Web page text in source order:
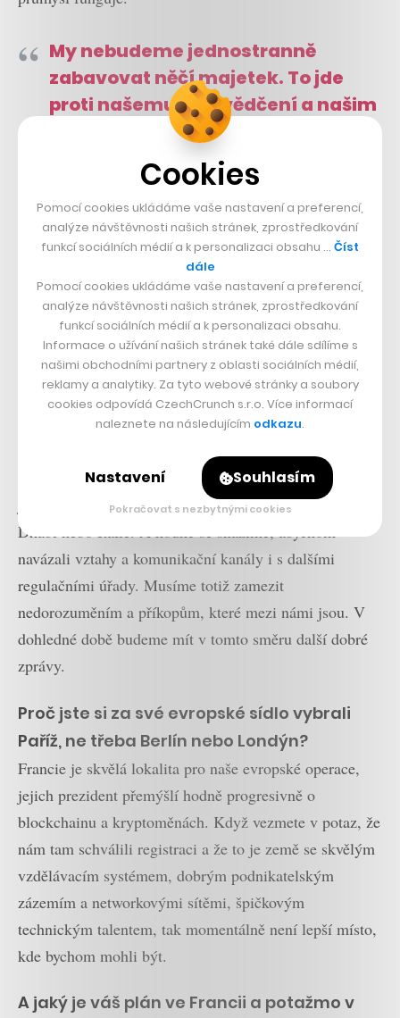
My nebudeme jednostranně
zabavovat něčí majetek. To jde
proti našemu přesvědčení a našim
Když vedete rozhovory s úřady po celém
světě, kde vám debata připadá
nejsmysluplnější?
Regulace a přístup k ní se liší, protože se liší
ekonomické instituce v jednotlivých zemích. Cíl je ale
všude stejný – chránit uživatele. Na regulátory to
vytváří docela silný tlak, aby na jedné straně našli
rozumnou míru ochrany, na druhé nezahubili inovace,
což je v tak mladém oboru, jako je krypto, zásadní. Co
se týče nás, jednu věc jsme se z minulosti poučili.
Musíme s regulátory umět komunikovat, jinak to nejde.
Už teď máme oficiální povolení k působení v několika
jurisdikcích, jako jsou Francie, Bahrajn, Dubaj, Abú
Dhabí nebo Itálie. A hodně se snažíme, abychom
navázali vztahy a komunikační kanály i s dalšími
regulačními úřady. Musíme totiž zamezit
nedorozuměním a příkopům, které mezi námi jsou. V
dohledné době budeme mít v tomto směru další dobré
zprávy.
Proč jste si za své evropské sídlo vybrali
Paříž, ne třeba Berlín nebo Londýn?
Francie je skvělá lokalita pro naše evropské operace,
jejich prezident přemýšlí hodně progresivně o
blockchainu a kryptoměnách. Když vezmete v potaz, že
nám tam schválili registraci a že to je země se skvělým
vzdělávacím systémem, dobrým podnikatelským
zázemím a networkovými sítěmi, špičkovým
technickým talentem, tak momentálně není lepší místo,
kde bychom mohli být.
A jaký je váš plán ve Francii a potažmo v
Cookies
Pomocí cookies ukládáme vaše nastavení a preferencí,
analýze návštěvnosti našich stránek, zprostředkování
funkcí sociálních médií a k personalizaci obsahu … Číst
dále
Pomocí cookies ukládáme vaše nastavení a preferencí,
analýze návštěvnosti našich stránek, zprostředkování
funkcí sociálních médií a k personalizaci obsahu.
Informace o užívání našich stránek také dále sdílíme s
našimi obchodními partnery z oblasti sociálních médií,
reklamy a analytiky. Za tyto webové stránky a soubory
cookies odpovídá CzechCrunch s.r.o. Více informací
naleznete na následujícím odkazu.
Nastavení Souhlasím
Pokračovat s nezbytnými cookies